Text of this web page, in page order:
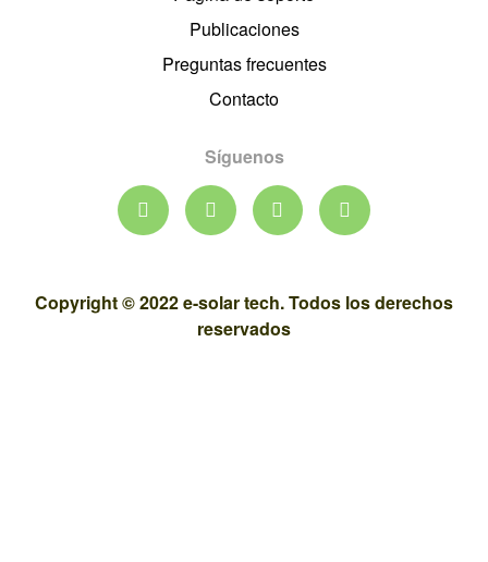
Publicaciones
Preguntas frecuentes
Contacto
Síguenos
Copyright © 2022 e-solar tech. Todos los derechos
reservados